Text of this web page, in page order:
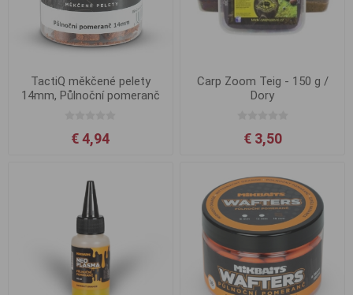
TactiQ měkčené pelety
14mm, Půlnoční pomeranč
€ 4,94
Carp Zoom Teig - 150 g /
Dory
€ 3,50